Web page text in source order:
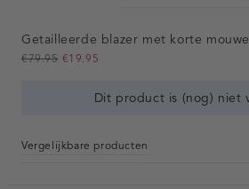
Getailleerde blazer met korte
€79.95 €19.95
Dit product is (nog) niet
Vergelijkbare producten